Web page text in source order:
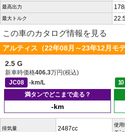
最高出力
最大トルク
この車のカタログ情報を見る
アルティス（22年08月～23年12月モ
2.5 G
新車時価格406.3万円(税込)
JC08
-km/L 10
満タンでどこまで走る？
-km
排気量 2487cc
使用